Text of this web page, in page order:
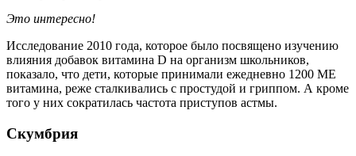
Это интересно!
Исследование 2010 года, которое было посвящено изучению
влияния добавок витамина D на организм школьников,
показало, что дети, которые принимали ежедневно 1200 МЕ
витамина, реже сталкивались с простудой и гриппом. А кроме
того у них сократилась частота приступов астмы.
Скумбрия